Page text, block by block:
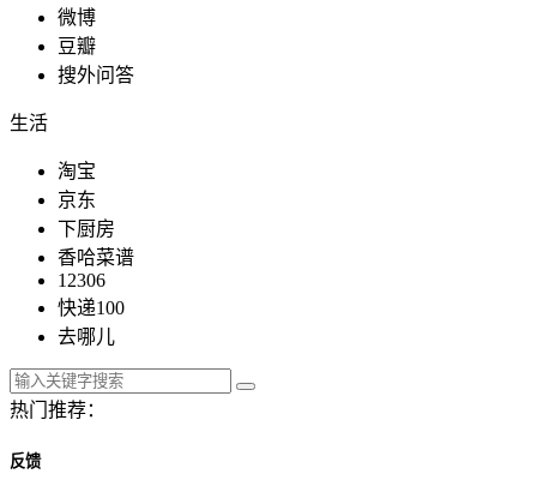
微博
豆瓣
搜外问答
生活
淘宝
京东
下厨房
香哈菜谱
12306
快递100
去哪儿
热门推荐：
反馈